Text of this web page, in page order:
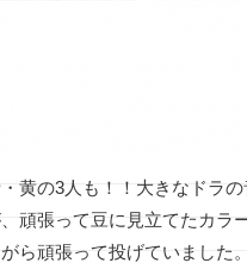
黄の3人も！！大きなドラ
頑張って豆に見立てたカラ
ら頑張って投げていました